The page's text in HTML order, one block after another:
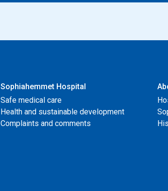
Sophiahemmet Hospital
Safe medical care
Health and sustainable development
Complaints and comments